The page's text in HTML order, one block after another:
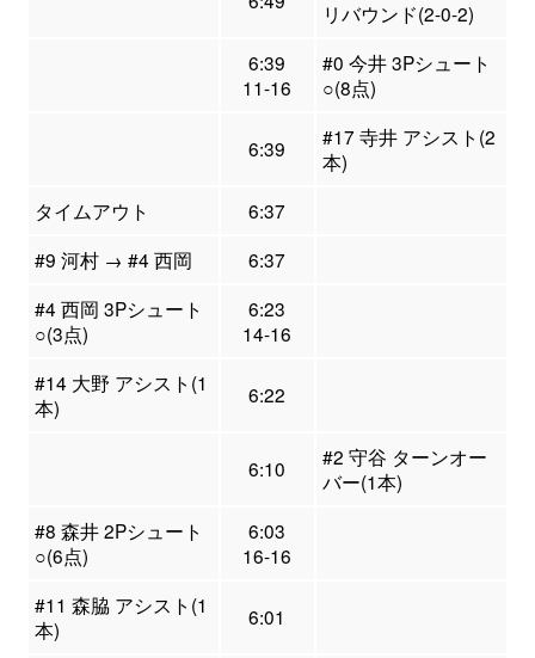
リバウンド(2-0-2)
6:39
11-16
#0 今井 3Pシュート
○(8点)
6:39
#17 寺井 アシスト(2
本)
タイムアウト
6:37
#9 河村 → #4 西岡
6:37
#4 西岡 3Pシュート
○(3点)
6:23
14-16
#14 大野 アシスト(1
本)
6:22
6:10
#2 守谷 ターンオー
バー(1本)
#8 森井 2Pシュート
○(6点)
6:03
16-16
#11 森脇 アシスト(1
本)
6:01